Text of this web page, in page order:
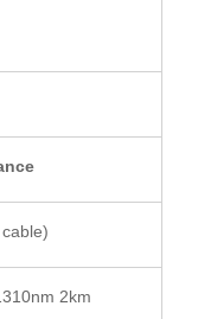
2km